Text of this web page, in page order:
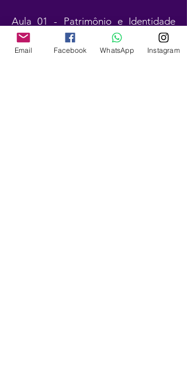
Aula 01 - Patrimônio e Identidade
Social
Aula 02 - Educação Patrimonial
Email Facebook WhatsApp Instagram